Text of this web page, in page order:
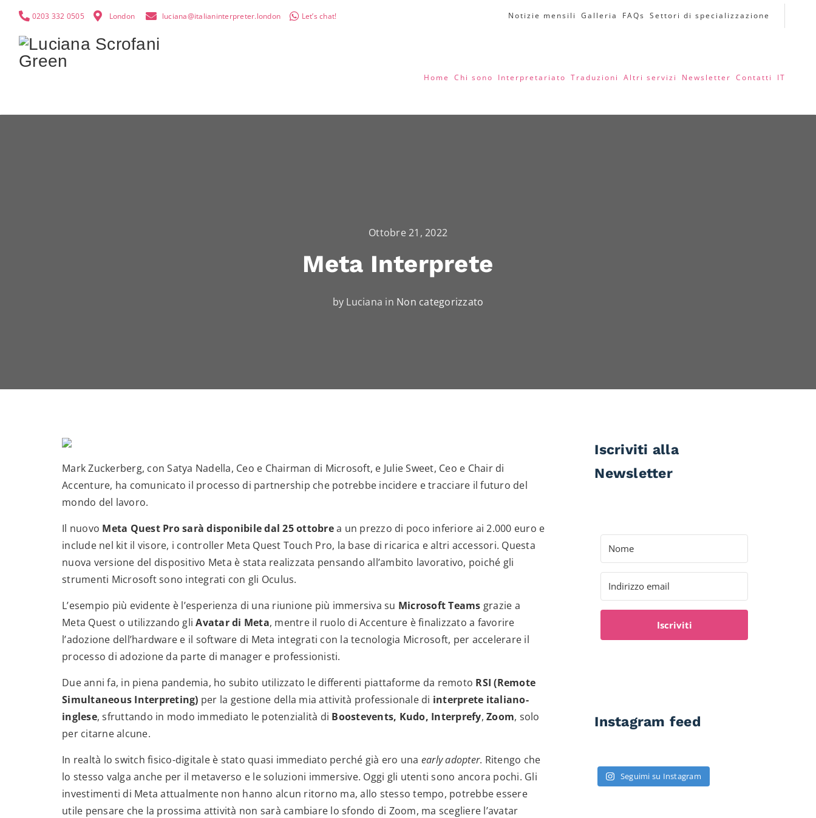
0203 332 0505 London luciana@italianinterpreter.london Let’s chat! Notizie mensili Galleria FAQs Settori di specializzazione
Home Chi sono Interpretariato Traduzioni Altri servizi Newsletter Contatti IT
Ottobre 21, 2022
Meta Interprete
by Luciana in Non categorizzato
Mark Zuckerberg, con Satya Nadella, Ceo e Chairman di Microsoft, e Julie Sweet, Ceo e Chair di
Accenture, ha comunicato il processo di partnership che potrebbe incidere e tracciare il futuro del
mondo del lavoro.
Il nuovo Meta Quest Pro sarà disponibile dal 25 ottobrea un prezzo di poco inferiore ai 2.000 euro e
include nel kit il visore, i controller Meta Quest Touch Pro, la base di ricarica e altri accessori. Questa
nuova versione del dispositivo Meta è stata realizzata pensando all’ambito lavorativo, poiché gli
strumenti Microsoft sono integrati con gli Oculus.
L’esempio più evidente è l’esperienza di una riunione più immersiva su Microsoft Teams grazie a
Meta Quest o utilizzando gliAvatar di Meta, mentre il ruolo di Accenture è finalizzato a favorire
l’adozione dell’hardware e il software di Meta integrati con la tecnologia Microsoft, per accelerare il
processo di adozione da parte di manager e professionisti.
Due anni fa, in piena pandemia, ho subito utilizzato le differenti piattaforme da remoto RSI (Remote
Simultaneous Interpreting) per la gestione della mia attività professionale di interprete italiano-
inglese, sfruttando in modo immediato le potenzialità di Boostevents, Kudo, Interprefy, Zoom, solo
per citarne alcune.
In realtà lo switch fisico-digitale è stato quasi immediato perché già ero una early adopter. Ritengo che
lo stesso valga anche per il metaverso e le soluzioni immersive. Oggi gli utenti sono ancora pochi. Gli
investimenti di Meta attualmente non hanno alcun ritorno ma, allo stesso tempo, potrebbe essere
utile pensare che la prossima attività non sarà cambiare lo sfondo di Zoom, ma scegliere l’avatar
Iscriviti alla
Newsletter
Iscriviti
Instagram feed
Seguimi su Instagram